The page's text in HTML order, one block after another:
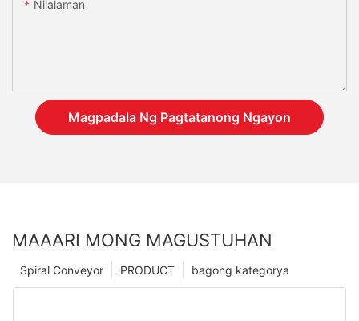
Nilalaman
Magpadala Ng Pagtatanong Ngayon
MAAARI MONG MAGUSTUHAN
bagong kategorya
PRODUCT
Spiral Conveyor